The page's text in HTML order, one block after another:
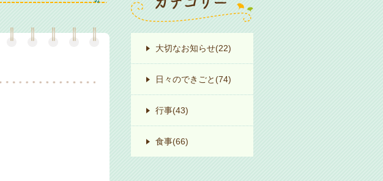
大切なお知らせ(22)
日々のできごと(74)
行事(43)
食事(66)